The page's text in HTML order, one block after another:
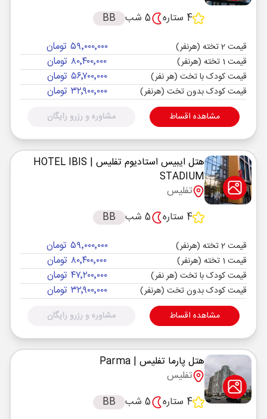
4 ستاره
5 شب BB
قیمت 2 تخته (هرنفر) ۵۹٬۰۰۰٬۰۰۰ تومان
قیمت 1 تخته (هرنفر) ۸۰٬۴۰۰٬۰۰۰ تومان
قیمت کودک با تخت (هر نفر) ۵۶٬۷۰۰٬۰۰۰ تومان
قیمت کودک بدون تخت (هرنفر) ۳۲٬۹۰۰٬۰۰۰ تومان
مشاهده اقساط مشاوره و رزرو رایگان
هتل ایبیس استادیوم تفلیس | HOTEL IBIS
STADIUM
تفلیس
4 ستاره
5 شب BB
قیمت 2 تخته (هرنفر) ۵۹٬۰۰۰٬۰۰۰ تومان
قیمت 1 تخته (هرنفر) ۸۰٬۴۰۰٬۰۰۰ تومان
قیمت کودک با تخت (هر نفر) ۴۷٬۲۰۰٬۰۰۰ تومان
قیمت کودک بدون تخت (هرنفر) ۳۲٬۹۰۰٬۰۰۰ تومان
مشاهده اقساط مشاوره و رزرو رایگان
هتل پارما تفلیس | Parma
تفلیس
4 ستاره
5 شب BB